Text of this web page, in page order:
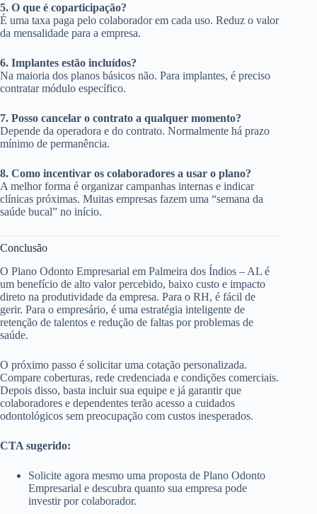
5. O que é coparticipação?
É uma taxa paga pelo colaborador em cada uso. Reduz o valor
da mensalidade para a empresa.
6. Implantes estão incluídos?
Na maioria dos planos básicos não. Para implantes, é preciso
contratar módulo específico.
7. Posso cancelar o contrato a qualquer momento?
Depende da operadora e do contrato. Normalmente há prazo
mínimo de permanência.
8. Como incentivar os colaboradores a usar o plano?
A melhor forma é organizar campanhas internas e indicar
clínicas próximas. Muitas empresas fazem uma “semana da
saúde bucal” no início.
Conclusão
O Plano Odonto Empresarial em Palmeira dos Índios – AL é
um benefício de alto valor percebido, baixo custo e impacto
direto na produtividade da empresa. Para o RH, é fácil de
gerir. Para o empresário, é uma estratégia inteligente de
retenção de talentos e redução de faltas por problemas de
saúde.
O próximo passo é solicitar uma cotação personalizada.
Compare coberturas, rede credenciada e condições comerciais.
Depois disso, basta incluir sua equipe e já garantir que
colaboradores e dependentes terão acesso a cuidados
odontológicos sem preocupação com custos inesperados.
CTA sugerido:
Solicite agora mesmo uma proposta de Plano Odonto
Empresarial e descubra quanto sua empresa pode
investir por colaborador.